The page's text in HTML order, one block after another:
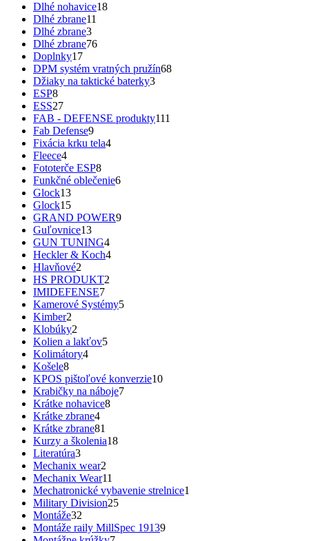
Dlhé nohavice18
Dlhé zbrane11
Dlhé zbrane3
Dlhé zbrane76
Doplnky17
DPM systém vratných pružín68
Džiaky na taktické baterky3
ESP8
ESS27
FAB - DEFENSE produkty111
Fab Defense9
Fixácia krku tela4
Fleece4
Fototerče ESP8
Funkčné oblečenie6
Glock13
Glock15
GRAND POWER9
Guľovnice13
GUN TUNING4
Heckler & Koch4
Hlavňové2
HS PRODUKT2
IMIDEFENSE7
Kamerové Systémy5
Kimber2
Klobúky2
Kolien a lakťov5
Kolimátory4
Košele8
KPOS pištoľové konverzie10
Krabičky na náboje7
Krátke nohavice8
Krátke zbrane4
Krátke zbrane81
Kurzy a školenia18
Literatúra3
Mechanix wear2
Mechanix Wear11
Mechatronické vybavenie strelnice1
Military Division25
Montáže32
Montáže raily MillSpec 19139